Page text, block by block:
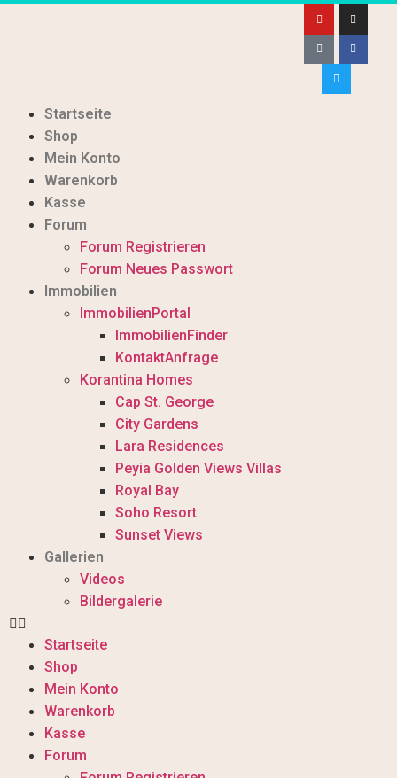
Startseite
Shop
Mein Konto
Warenkorb
Kasse
Forum
Forum Registrieren
Forum Neues Passwort
Immobilien
ImmobilienPortal
ImmobilienFinder
KontaktAnfrage
Korantina Homes
Cap St. George
City Gardens
Lara Residences
Peyia Golden Views Villas
Royal Bay
Soho Resort
Sunset Views
Gallerien
Videos
Bildergalerie
Startseite
Shop
Mein Konto
Warenkorb
Kasse
Forum